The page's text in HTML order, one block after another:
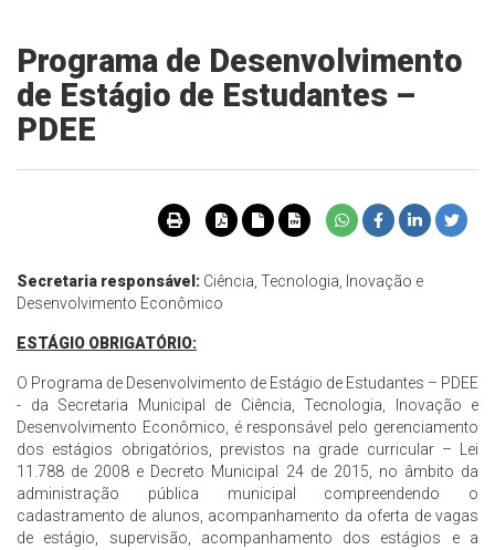
Programa de Desenvolvimento
de Estágio de Estudantes –
PDEE
Secretaria responsável: Ciência, Tecnologia, Inovação e
Desenvolvimento Econômico
ESTÁGIO OBRIGATÓRIO:
O Programa de Desenvolvimento de Estágio de Estudantes – PDEE
- da Secretaria Municipal de Ciência, Tecnologia, Inovação e
Desenvolvimento Econômico, é responsável pelo gerenciamento
dos estágios obrigatórios, previstos na grade curricular – Lei
11.788 de 2008 e Decreto Municipal 24 de 2015, no âmbito da
administração pública municipal compreendendo o
cadastramento de alunos, acompanhamento da oferta de vagas
de estágio, supervisão, acompanhamento dos estágios e a